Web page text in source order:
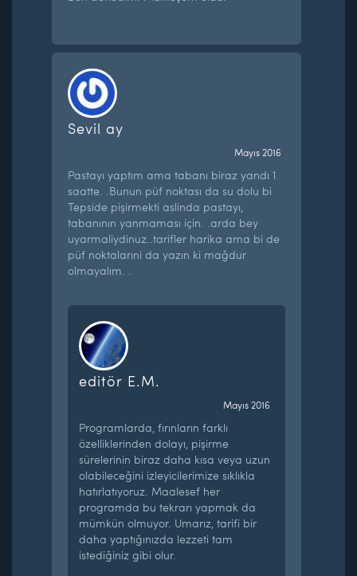
Sevil ay
Mayıs 2016
Pastayı yaptım ama tabanı biraz yandı 1
saatte. .Bunun püf noktası da su dolu bi
Tepside pişirmekti aslinda pastayı,
tabanının yanmaması için. .arda bey
uyarmaliydinuz..tarifler harika ama bi de
püf noktalarıni da yazın ki mağdur
olmayalım. .
editör E.M.
Mayıs 2016
Programlarda, fırınların farklı
özelliklerinden dolayı, pişirme
sürelerinin biraz daha kısa veya uzun
olabileceğini izleyicilerimize sıklıkla
hatırlatıyoruz. Maalesef her
programda bu tekrarı yapmak da
mümkün olmuyor. Umarız, tarifi bir
daha yaptığınızda lezzeti tam
istediğiniz gibi olur.